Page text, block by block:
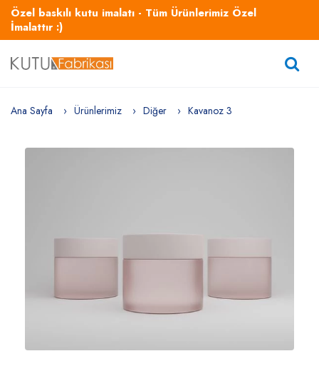
Özel baskılı kutu imalatı - Tüm Ürünlerimiz Özel
İmalattır :)
Ana Sayfa Ürünlerimiz Diğer Kavanoz 3